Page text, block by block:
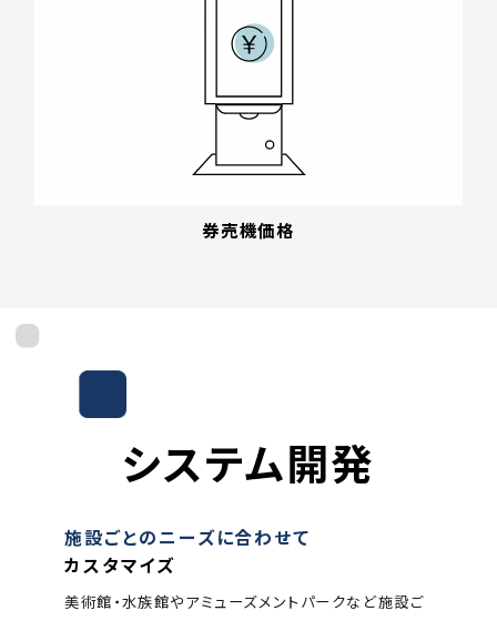
券売機価格
システム開発
施設ごとのニーズに合わせて
カスタマイズ
美術館・水族館やアミューズメントパークなど施設ご